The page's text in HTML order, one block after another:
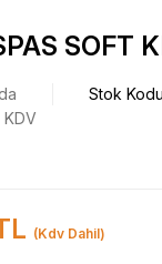
SOFT
Stok Kodu
KDV
(Kdv Dahil)